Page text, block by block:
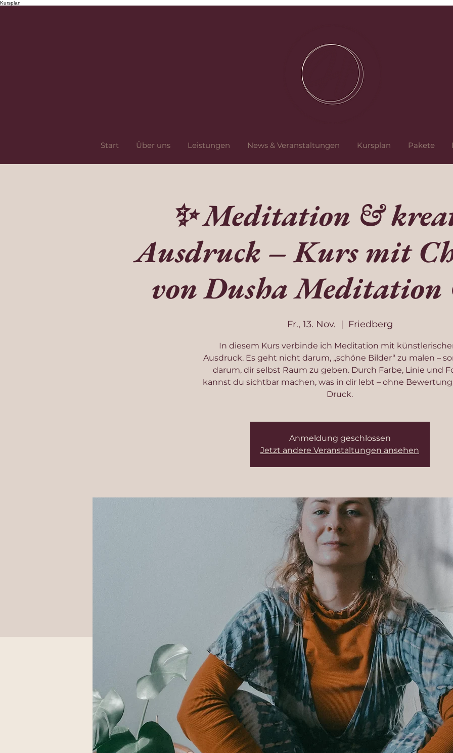
Kursplan
Start Über uns Leistungen News & Veranstaltungen Kursplan Pakete
✨ Meditation &
Ausdruck – Kurs mit
von Dusha
Fr., 13. Nov.
  |
Friedberg
In diesem Kurs verbinde ich Meditation mit
Ausdruck. Es geht nicht darum, „schöne Bilder“ zu malen –
darum, dir selbst Raum zu geben. Durch Farbe, Linie und
kannst du sichtbar machen, was in dir lebt – ohne
Druck.
Anmeldung geschlossen
Jetzt andere Veranstaltungen ansehen